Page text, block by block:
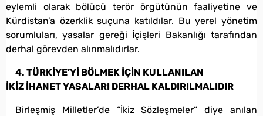
eylemli olarak bölücü terör örgütünün faaliyetine ve
Kürdistan’a özerklik suçuna katıldılar. Bu yerel yönetim
sorumluları, yasalar gereği İçişleri Bakanlığı tarafından
derhal görevden alınmalıdırlar.
4. TÜRKİYE’Yİ BÖLMEK İÇİN KULLANILAN
İKİZ İHANET YASALARI DERHAL KALDIRILMALIDIR
Birleşmiş Milletler’de “İkiz Sözleşmeler” diye anılan